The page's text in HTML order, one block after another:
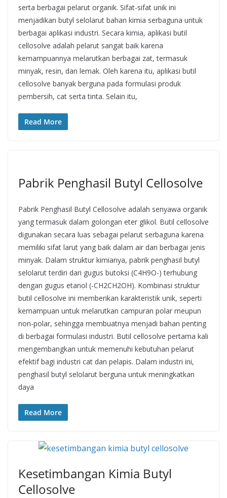
serta berbagai pelarut organik. Sifat-sifat unik ini
menjadikan butyl selolarut bahan kimia serbaguna untuk
berbagai aplikasi industri. Secara kimia, aplikasi butil
cellosolve adalah pelarut sangat baik karena
kemampuannya melarutkan berbagai zat, termasuk
minyak, resin, dan lemak. Oleh karena itu, aplikasi butil
cellosolve banyak berguna pada formulasi produk
pembersih, cat serta tinta. Selain itu,
Read More
Pabrik Penghasil Butyl Cellosolve
Pabrik Penghasil Butyl Cellosolve adalah senyawa organik
yang termasuk dalam golongan eter glikol. Butil cellosolve
digunakan secara luas sebagai pelarut serbaguna karena
memiliki sifat larut yang baik dalam air dan berbagai jenis
minyak. Dalam struktur kimianya, pabrik penghasil butyl
selolarut terdiri dari gugus butoksi (C4H9O-) terhubung
dengan gugus etanol (-CH2CH2OH). Kombinasi struktur
butil cellosolve ini memberikan karakteristik unik, seperti
kemampuan untuk melarutkan campuran polar meupun
non-polar, sehingga membuatnya menjadi bahan penting
di berbagai formulasi industri. Butil cellosolve pertama kali
mengembangkan untuk memenuhi kebutuhan pelarut
efektif bagi industri cat dan pelapis. Dalam industri ini,
penghasil butyl selolarut berguna untuk meningkatkan
daya
Read More
Kesetimbangan Kimia Butyl
Cellosolve